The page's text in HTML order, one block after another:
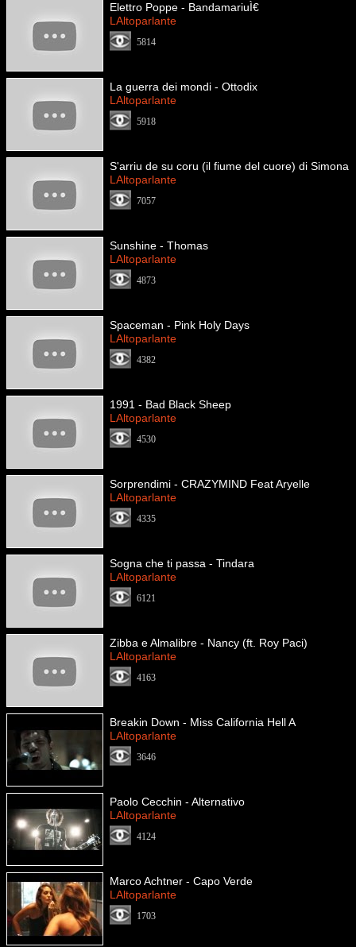
Elettro Poppe - BandamariuÌ€
LAltoparlante
5814
La guerra dei mondi - Ottodix
LAltoparlante
5918
S'arriu de su coru (il fiume del cuore) di Simona
LAltoparlante
7057
Sunshine - Thomas
LAltoparlante
4873
Spaceman - Pink Holy Days
LAltoparlante
4382
1991 - Bad Black Sheep
LAltoparlante
4530
Sorprendimi - CRAZYMIND Feat Aryelle
LAltoparlante
4335
Sogna che ti passa - Tindara
LAltoparlante
6121
Zibba e Almalibre - Nancy (ft. Roy Paci)
LAltoparlante
4163
Breakin Down - Miss California Hell A
LAltoparlante
3646
Paolo Cecchin - Alternativo
LAltoparlante
4124
Marco Achtner - Capo Verde
LAltoparlante
1703